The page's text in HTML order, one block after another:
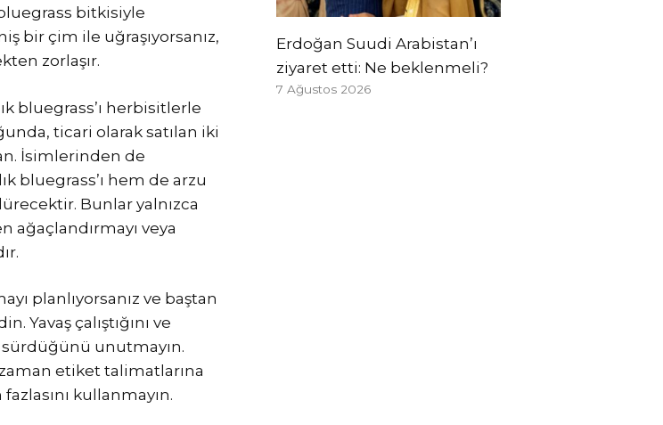
bitkisiyle
bir çim ile uğraşıyorsanız,
zorlaşır.
bluegrass’ı herbisitlerle
ticari olarak satılan iki
İsimlerinden de
bluegrass’ı hem de arzu
Bunlar yalnızca
ağaçlandırmayı veya
planlıyorsanız ve baştan
Yavaş çalıştığını ve
sürdüğünü unutmayın.
etiket talimatlarına
kullanmayın.
Erdoğan Suudi Arabistan’ı
ziyaret etti: Ne beklenmeli?
7 Ağustos 2026